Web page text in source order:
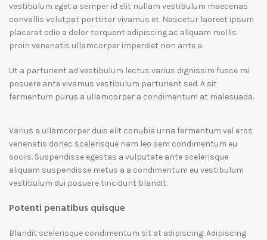
vestibulum eget a semper id elit nullam vestibulum maecenas
convallis volutpat porttitor vivamus et. Nascetur laoreet ipsum
placerat odio a dolor torquent adipiscing ac aliquam mollis
proin venenatis ullamcorper imperdiet non ante a.
Ut a parturient ad vestibulum lectus varius dignissim fusce mi
posuere ante vivamus vestibulum parturient sed. A sit
fermentum purus a ullamcorper a condimentum at malesuada.
Varius a ullamcorper duis elit conubia urna fermentum vel eros
venenatis donec scelerisque nam leo sem condimentum eu
sociis. Suspendisse egestas a vulputate ante scelerisque
aliquam suspendisse metus a a condimentum eu vestibulum
vestibulum dui posuere tincidunt blandit.
Potenti penatibus quisque
Blandit scelerisque condimentum sit at adipiscing. Adipiscing